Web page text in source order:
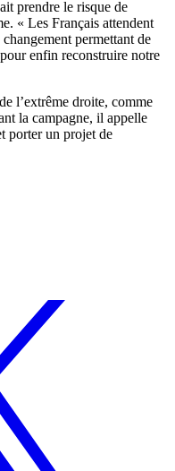
prendre le risque de
« Les Français attendent
permettant de
enfin reconstruire notre
l’extrême droite, comme
la campagne, il appelle
porter un projet de